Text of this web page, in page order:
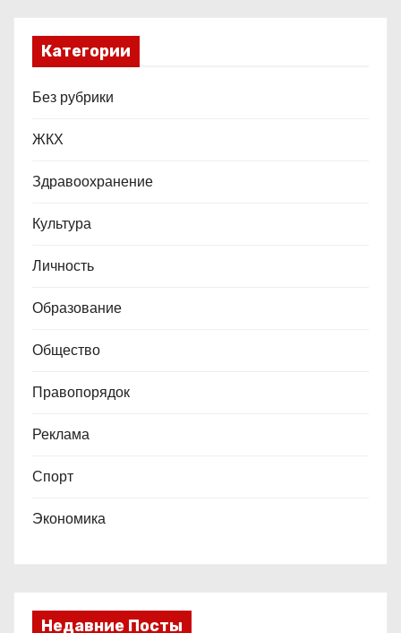
Категории
Без рубрики
ЖКХ
Здравоохранение
Культура
Личность
Образование
Общество
Правопорядок
Реклама
Спорт
Экономика
Недавние Посты